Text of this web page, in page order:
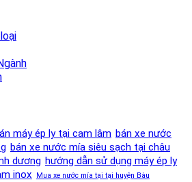
máy ép ly tại cam lâm bán xe nước
bán xe nước mía siêu sạch tại châu
dương hướng dẫn sử dụng máy ép ly
inox
Mua xe nước mía tại tại huyện Bàu